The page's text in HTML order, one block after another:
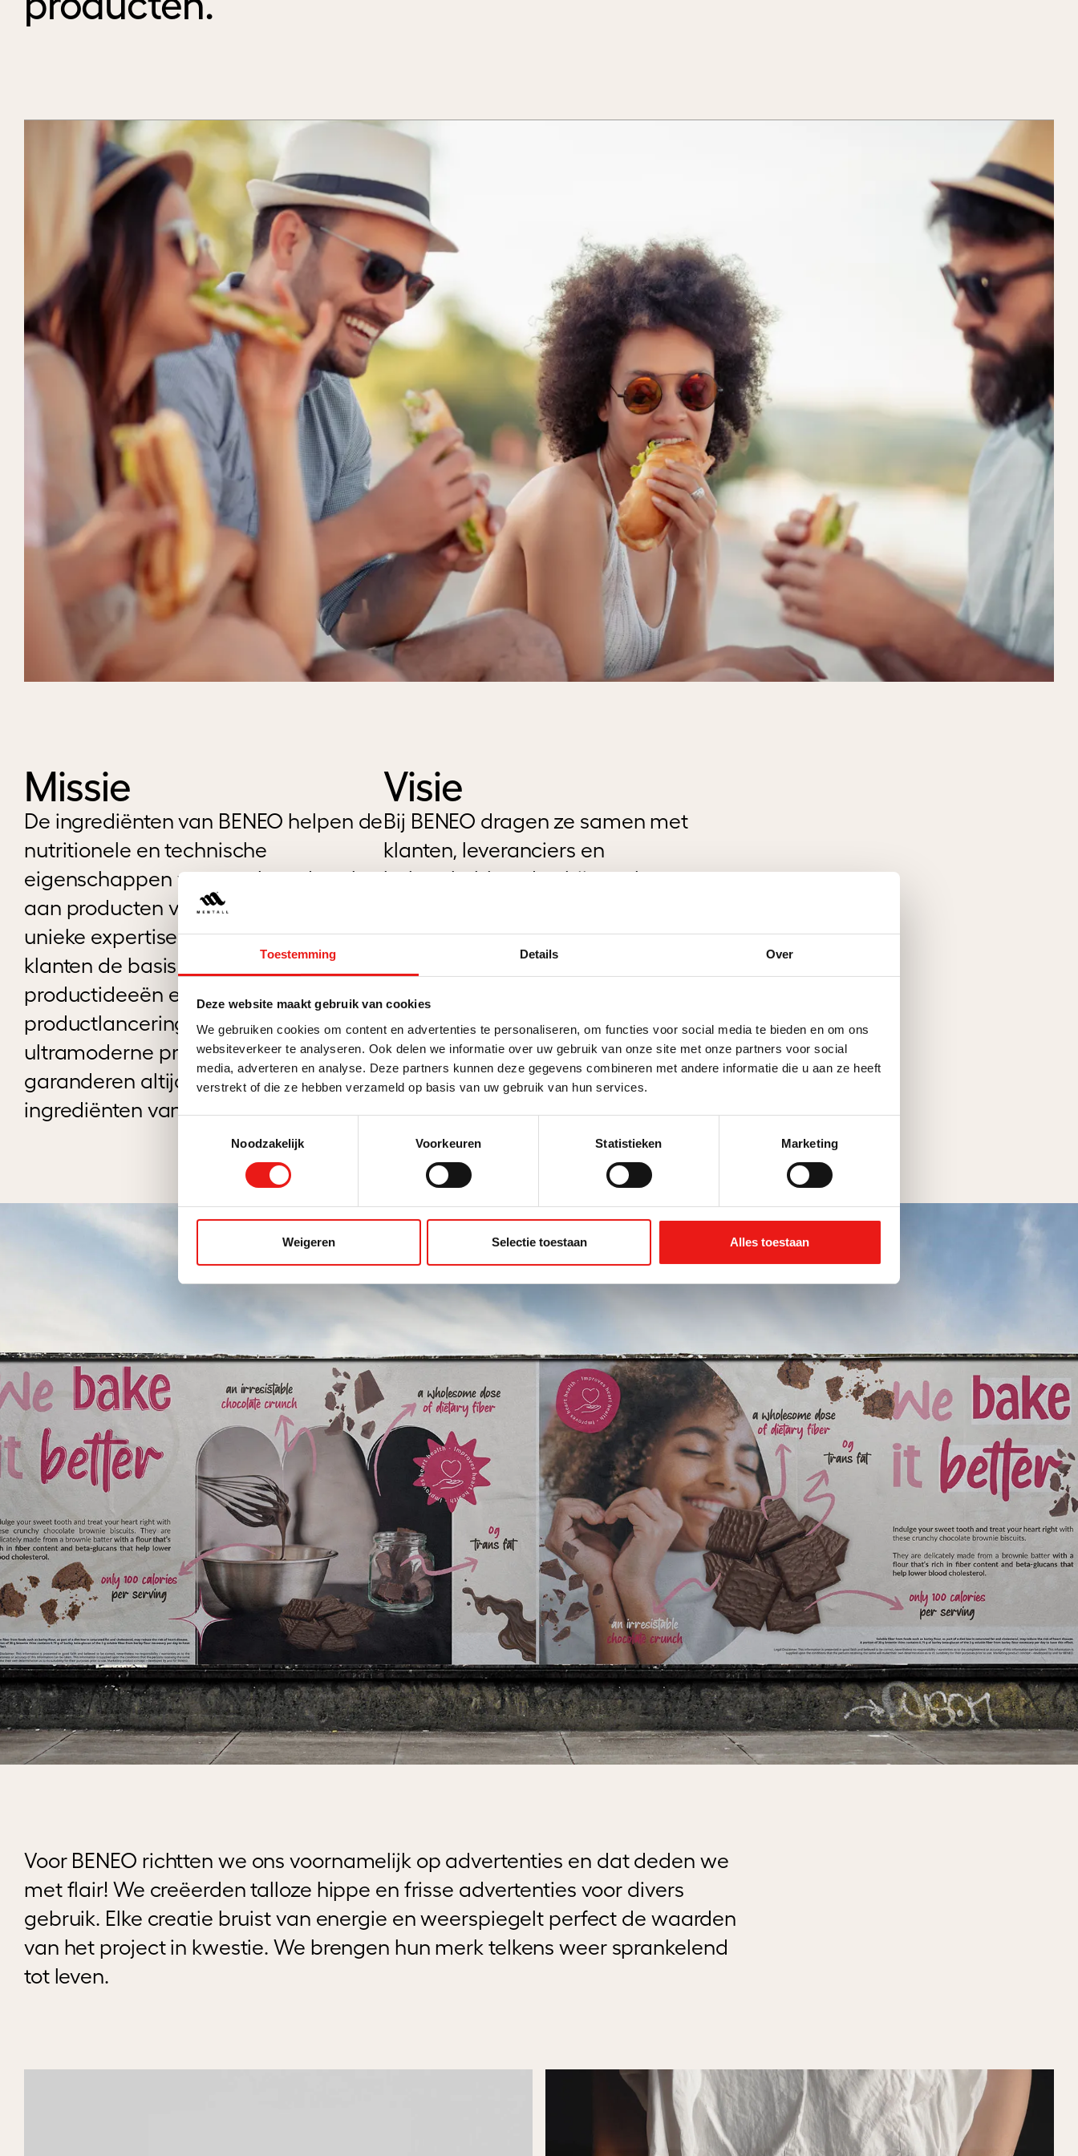
Toestemming Details Over
Deze website maakt gebruik van cookies
We gebruiken cookies om content en advertenties te personaliseren, om functies voor social media te bieden en om ons
websiteverkeer te analyseren. Ook delen we informatie over uw gebruik van onze site met onze partners voor social
media, adverteren en analyse. Deze partners kunnen deze gegevens combineren met andere informatie die u aan ze heeft
verstrekt of die ze hebben verzameld op basis van uw gebruik van hun services.
Noodzakelijk
Voorkeuren Statistieken Marketing
Weigeren Selectie toestaan Alles toestaan
Missie
De ingrediënten van BENEO helpen de
nutritionele en technische
eigenschappen van een breed scala
aan producten verbeteren. Via een
unieke expertiseketen bieden ze hun
klanten de basis voor nieuwe
productideeën en succesvolle
productlanceringen. Hun
ultramoderne productielocaties
garanderen altijd duurzame
ingrediënten van hoge kwaliteit.
Visie
Bij BENEO dragen ze samen met
klanten, leveranciers en
belanghebbenden bij aan betere
volledig bewust van de
verantwoordelijkheid die dit met zich
meebrengt en gebruiken al hun
expertise om ervoor te zorgen dat hun
producten en diensten u in staat
stellen om nog betere voeding voor
mens en dier te ontwikkelen.
Voor BENEO richtten we ons voornamelijk op advertenties en dat deden we
met flair! We creëerden talloze hippe en frisse advertenties voor divers
gebruik. Elke creatie bruist van energie en weerspiegelt perfect de waarden
van het project in kwestie. We brengen hun merk telkens weer sprankelend
tot leven.